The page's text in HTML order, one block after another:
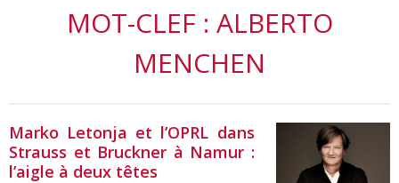
MOT-CLEF : ALBERTO
MENCHEN
Marko Letonja et l’OPRL dans
Strauss et Bruckner à Namur :
l’aigle à deux têtes